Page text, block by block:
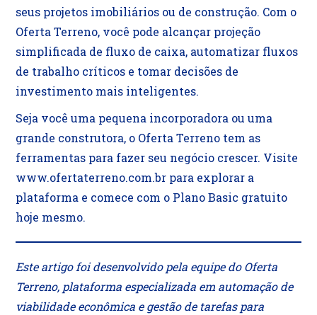
seus projetos imobiliários ou de construção. Com o
Oferta Terreno, você pode alcançar projeção
simplificada de fluxo de caixa, automatizar fluxos
de trabalho críticos e tomar decisões de
investimento mais inteligentes.
Seja você uma pequena incorporadora ou uma
grande construtora, o Oferta Terreno tem as
ferramentas para fazer seu negócio crescer. Visite
www.ofertaterreno.com.br para explorar a
plataforma e comece com o Plano Basic gratuito
hoje mesmo.
Este artigo foi desenvolvido pela equipe do Oferta
Terreno, plataforma especializada em automação de
viabilidade econômica e gestão de tarefas para